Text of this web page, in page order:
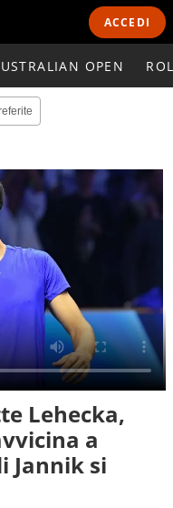
ACCEDI
OPEN
Lehecka,
a
Jannik si